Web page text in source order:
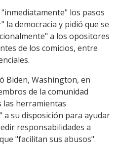
los pasos
la democracia y pidió que se
a los opositores
de los comicios, entre
Biden, Washington, en
de la comunidad
las herramientas
a su disposición para ayudar
responsabilidades a
"facilitan sus abusos".